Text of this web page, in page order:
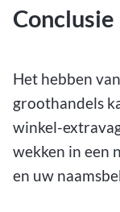
Conclusie
Het hebben
groothandels
winkel-
wekken in een
en uw